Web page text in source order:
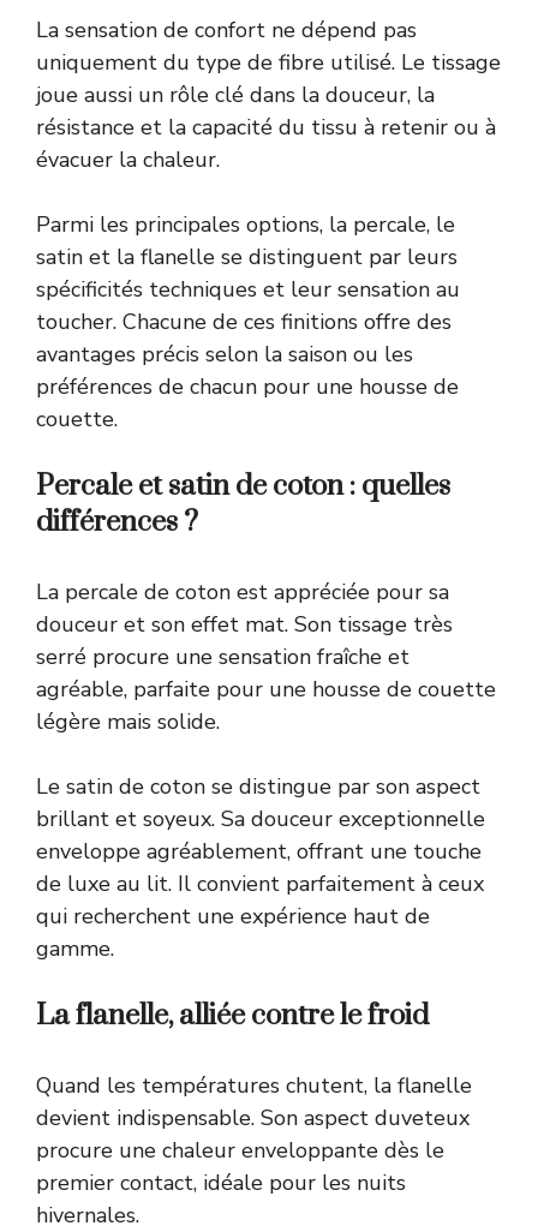
La sensation de confort ne dépend pas
uniquement du type de fibre utilisé. Le tissage
joue aussi un rôle clé dans la douceur, la
résistance et la capacité du tissu à retenir ou à
évacuer la chaleur.
Parmi les principales options, la percale, le
satin et la flanelle se distinguent par leurs
spécificités techniques et leur sensation au
toucher. Chacune de ces finitions offre des
avantages précis selon la saison ou les
préférences de chacun pour une housse de
couette.
Percale et satin de coton : quelles
différences ?
La percale de coton est appréciée pour sa
douceur et son effet mat. Son tissage très
serré procure une sensation fraîche et
agréable, parfaite pour une housse de couette
légère mais solide.
Le satin de coton se distingue par son aspect
brillant et soyeux. Sa douceur exceptionnelle
enveloppe agréablement, offrant une touche
de luxe au lit. Il convient parfaitement à ceux
qui recherchent une expérience haut de
gamme.
La flanelle, alliée contre le froid
Quand les températures chutent, la flanelle
devient indispensable. Son aspect duveteux
procure une chaleur enveloppante dès le
premier contact, idéale pour les nuits
hivernales.